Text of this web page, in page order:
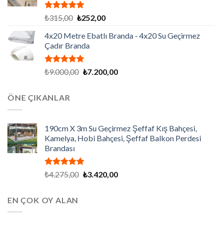
5 üzerinden
oy
aldı
₺315,00 Orijinal
₺315,00.
₺252,00Şu
fiyat:
4x20 Metre Ebatlı Branda - 4x20 Su Geçirmez
Çadır Branda
5 üzerinden
oy
₺9.000,00 Orijinal
₺7.200,00Şu
ÖNE ÇIKANLAR
190cm X 3m Su Geçirmez Şeffaf Kış Bahçesi,
Kamelya, Hobi Bahçesi, Şeffaf Balkon Perdesi
Brandası
5 üzerinden
oy
₺4.275,00 Orijinal
₺3.420,00Şu
EN ÇOK OY ALAN